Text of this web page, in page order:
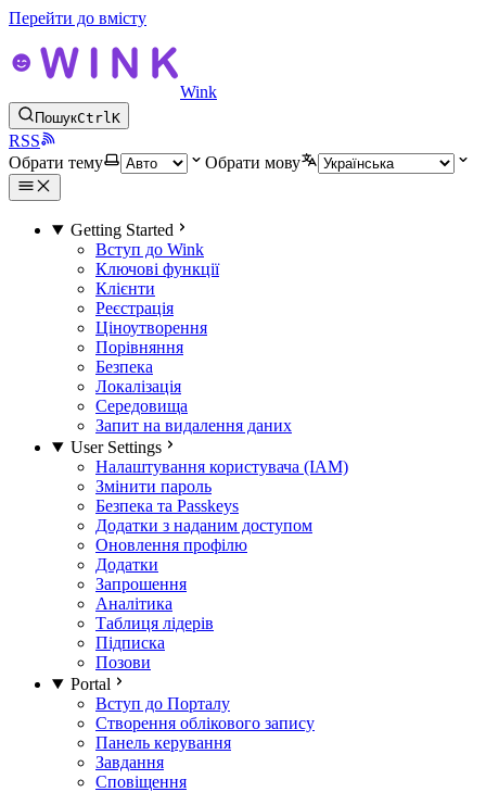
Перейти до вмісту
Wink
ПошукCtrlK
RSS
Обрати тему
Обрати мову
Getting Started
Вступ до Wink
Ключові функції
Клієнти
Реєстрація
Ціноутворення
Порівняння
Безпека
Локалізація
Середовища
Запит на видалення даних
User Settings
Налаштування користувача (IAM)
Змінити пароль
Безпека та Passkeys
Додатки з наданим доступом
Оновлення профілю
Додатки
Запрошення
Аналітика
Таблиця лідерів
Підписка
Позови
Portal
Вступ до Порталу
Створення облікового запису
Панель керування
Завдання
Сповіщення